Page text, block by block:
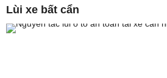
lùi xe bất cẩn